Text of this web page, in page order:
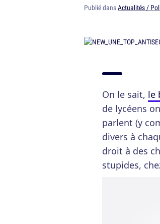
Publié dansActualités /
On le sait, le
de lycéens
parlent (y
divers à
droit à des
stupides,